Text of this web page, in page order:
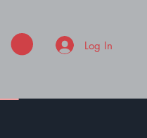
Log In